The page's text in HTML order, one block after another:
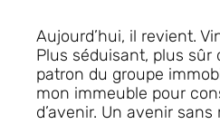
Aujourd’hui, il revient.
Plus séduisant, plus
patron du groupe
mon immeuble pour
d’avenir. Un avenir sans